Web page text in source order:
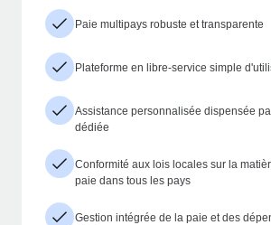
Paie multipays robuste et transparente
Plateforme en libre-service simple
Assistance personnalisée dispensée
dédiée
Conformité aux lois locales sur la
paie dans tous les pays
Gestion intégrée de la paie et des